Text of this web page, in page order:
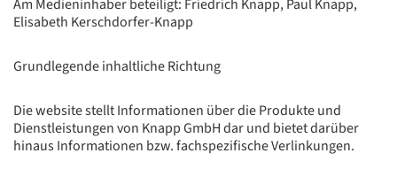
Am Medieninhaber beteiligt: Friedrich Knapp, Paul Knapp,
Elisabeth Kerschdorfer-Knapp
Grundlegende inhaltliche Richtung
Die website stellt Informationen über die Produkte und
Dienstleistungen von Knapp GmbH dar und bietet darüber
hinaus Informationen bzw. fachspezifische Verlinkungen.